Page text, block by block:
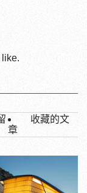
收藏的文
章